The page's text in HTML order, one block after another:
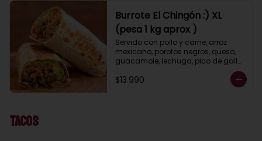
Burrote El Chingón :) XL
(pesa 1 kg aprox )
Servido con pollo y carne, arroz
mexicano, porotos negros, queso,
guacamole, lechuga, pico de gallo,
pimiento y cebolla asados, salsa
ranch (crema ácida).
$13.990
Tacos